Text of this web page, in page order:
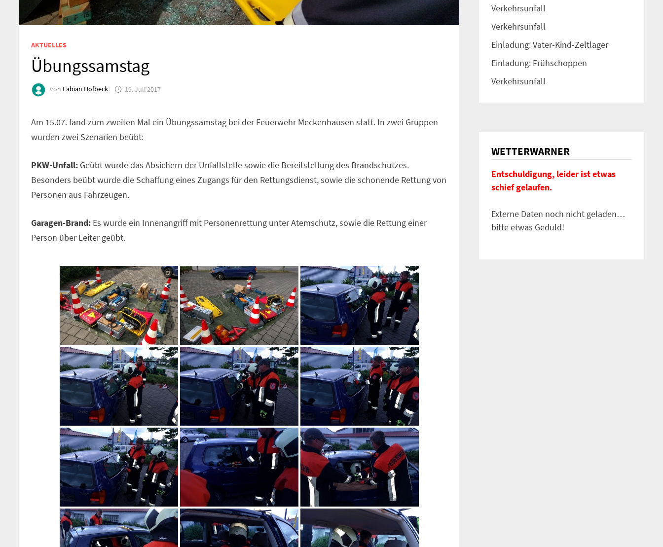
AKTUELLES
Übungssamstag
von Fabian Hofbeck 19. Juli 2017
Am 15.07. fand zum zweiten Mal ein Übungssamstag bei der Feuerwehr Meckenhausen statt. In zwei Gruppen
wurden zwei Szenarien beübt:
PKW-Unfall: Geübt wurde das Absichern der Unfallstelle sowie die Bereitstellung des Brandschutzes.
Besonders beübt wurde die Schaffung eines Zugangs für den Rettungsdienst, sowie die schonende Rettung von
Personen aus Fahrzeugen.
Garagen-Brand: Es wurde ein Innenangriff mit Personenrettung unter Atemschutz, sowie die Rettung einer
Person über Leiter geübt.
Verkehrsunfall
Verkehrsunfall
Einladung: Vater-Kind-Zeltlager
Einladung: Frühschoppen
Verkehrsunfall
WETTERWARNER
Entschuldigung, leider ist etwas
schief gelaufen.
Externe Daten noch nicht geladen…
bitte etwas Geduld!